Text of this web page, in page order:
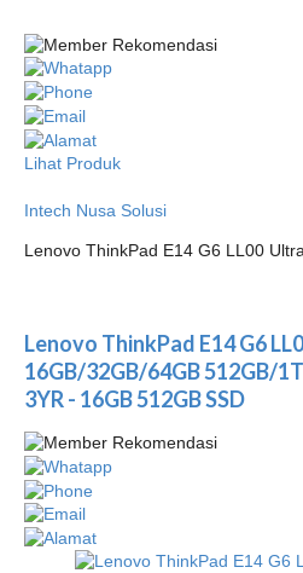
Lihat Produk
Intech Nusa Solusi
Lenovo ThinkPad E14 G6 LL00
Lenovo ThinkPad E14 G6
16GB/32GB/64GB 512GB/
3YR - 16GB 512GB SSD